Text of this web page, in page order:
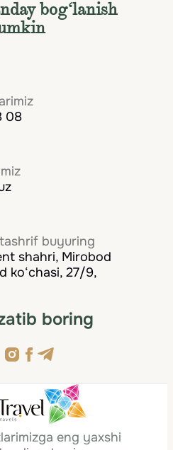
bog‘lanish
08
buyuring
shahri, Mirobod
ko‘chasi, 27/9,
boring
eng yaxshi